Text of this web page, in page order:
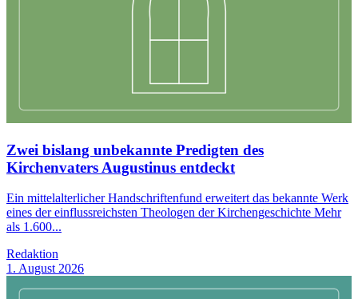
Zwei bislang unbekannte Predigten des
Kirchenvaters Augustinus entdeckt
Ein mittelalterlicher Handschriftenfund erweitert das bekannte Werk
eines der einflussreichsten Theologen der Kirchengeschichte Mehr
als 1.600...
Redaktion
1. August 2026